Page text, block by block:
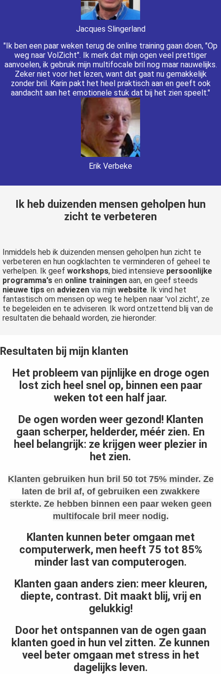
Jacques Slingerland
"Ik ben een paar weken terug de online training gaan doen, "Op
weg naar VolZicht". Ik merk dat mijn ogen veel prettiger
aanvoelen, ik gebruik mijn multifocale bril nog maar nauwelijks.
Zeker niet voor het lezen, want dat gaat nu gemakkelijk
zonder bril. Karin pakt het heel praktisch aan en geeft ook
aandacht aan het emotionele stuk dat bij het zien speelt."
Erik Verbeke
Ik heb duizenden mensen geholpen hun
zicht te verbeteren
Inmiddels heb ik duizenden mensen geholpen hun zicht te
verbeteren en hun oogklachten te verminderen of geheel te
verhelpen. Ik geef workshops, bied intensieve persoonlijke
programma's en online trainingen aan, en geef steeds
nieuwe tips en adviezen via mijn website. Ik vind het
fantastisch om mensen op weg te helpen naar 'vol zicht', ze
te begeleiden en te adviseren. Ik word ontzettend blij van de
resultaten die behaald worden, zie hieronder:
Resultaten bij mijn klanten
Het probleem van pijnlijke en droge ogen
lost zich heel snel op, binnen een paar
weken tot een half jaar.
De ogen worden weer gezond! Klanten
gaan scherper, helderder, méér zien. En
heel belangrijk: ze krijgen weer plezier in
het zien.
Klanten gebruiken hun bril 50 tot 75% minder. Ze
laten de bril af, of gebruiken een zwakkere
sterkte. Ze hebben binnen een paar weken geen
multifocale bril meer nodig.
Klanten kunnen beter omgaan met
computerwerk, men heeft 75 tot 85%
minder last van computerogen.
Klanten gaan anders zien: meer kleuren,
diepte, contrast. Dit maakt blij, vrij en
gelukkig!
Door het ontspannen van de ogen gaan
klanten goed in hun vel zitten. Ze kunnen
veel beter omgaan met stress in het
dagelijks leven.